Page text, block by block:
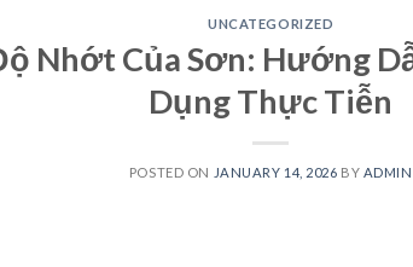
UNCATEGORIZED
Nhớt Của Sơn: Hướng
Dụng Thực Tiễn
POSTED ON JANUARY 14, 2026 BY ADMIN